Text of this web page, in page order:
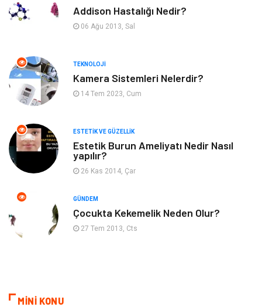
Organizasyon Hastalıklar
Kadın Hastalıkları Alternatif Tıp
Güzellik
Beslenme
Psikolojik Hastalıklar
Kanser
Addison Hastalığı Nedir?
06 Ağu 2013, Sal
TEKNOLOJI
Kamera Sistemleri Nelerdir?
14 Tem 2023, Cum
ESTETIK VE GÜZELLIK
Estetik Burun Ameliyatı Nedir Nasıl
yapılır?
26 Kas 2014, Çar
GÜNDEM
Çocukta Kekemelik Neden Olur?
27 Tem 2013, Cts
MİNİ KONU